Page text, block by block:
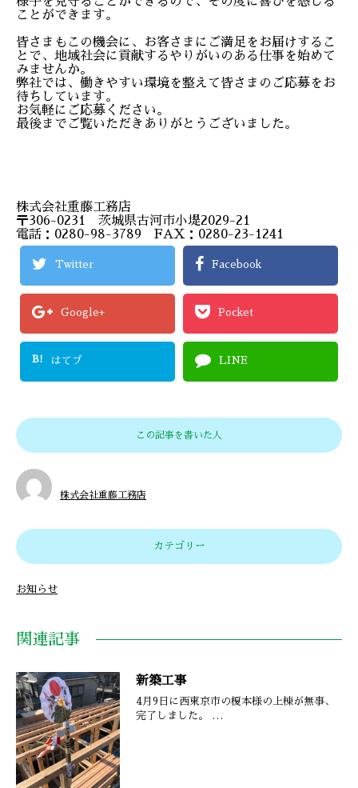
ことができます。
皆さまもこの機会に、お客さまにご満足をお届けするこ
とで、地域社会に貢献するやりがいのある仕事を始めて
みませんか。
弊社では、働きやすい環境を整えて皆さまのご応募をお
待ちしています。
お気軽にご応募ください。
最後までご覧いただきありがとうございました。
株式会社重藤工務店
〒306-0231 茨城県古河市小堤2029-21
電話：0280-98-3789 FAX：0280-23-1241
Twitter Facebook
Google+ Pocket
B! はてブ LINE
この記事を書いた人
株式会社重藤工務店
カテゴリー
お知らせ
関連記事
新築工事
4月9日に西東京市の榎本様の上棟が無事、
完了しました。 …